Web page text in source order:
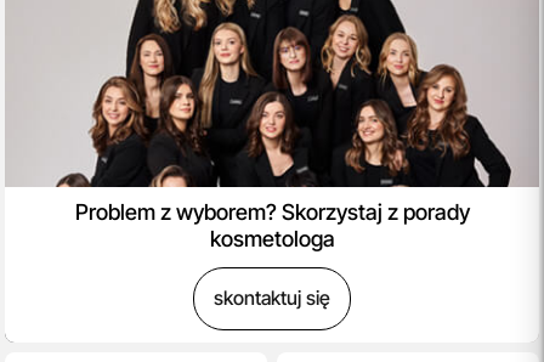
Problem z wyborem? Skorzystaj z porady
kosmetologa
skontaktuj się